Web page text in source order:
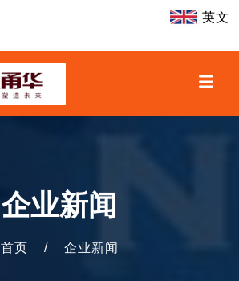
英文
企业新闻
首页 / 企业新闻